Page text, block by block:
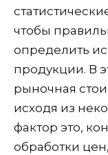
чтобы
определить
продукции. В
рыночная
исходя из
фактор это,
обработки